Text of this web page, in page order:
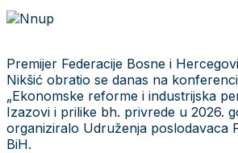
Premijer Federacije Bosne i
Nikšić obratio se danas na
„Ekonomske reforme i industrijska
Izazovi i prilike bh. privrede u 2026.
organiziralo Udruženja poslodavaca
BiH.